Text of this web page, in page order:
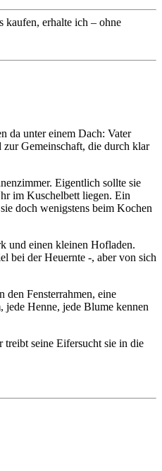
kaufen, erhalte ich – ohne
da unter einem Dach: Vater
Gemeinschaft, die durch klar
Eigentlich sollte sie
im Kuschelbett liegen. Ein
doch wenigstens beim Kochen
und einen kleinen Hofladen.
bei der Heuernte -, aber von sich
den Fensterrahmen, eine
Henne, jede Blume kennen
seine Eifersucht sie in die